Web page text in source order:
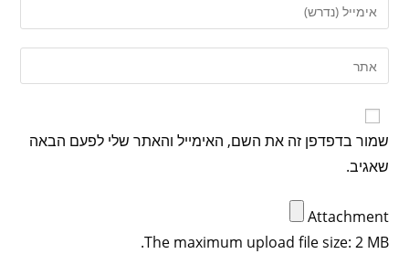
שמור בדפדפן זה את השם, האימייל והאתר שלי לפעם הבאה
שאגיב.
Attachment
The maximum upload file size: 2 MB.